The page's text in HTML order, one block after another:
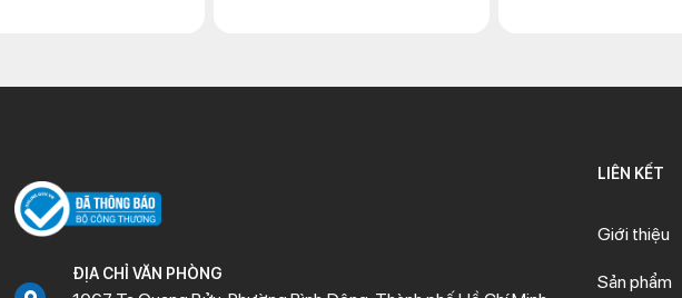
ĐỊA CHỈ VĂN PHÒNG
LIÊN KẾT
Giới thiệu
Sản phẩm